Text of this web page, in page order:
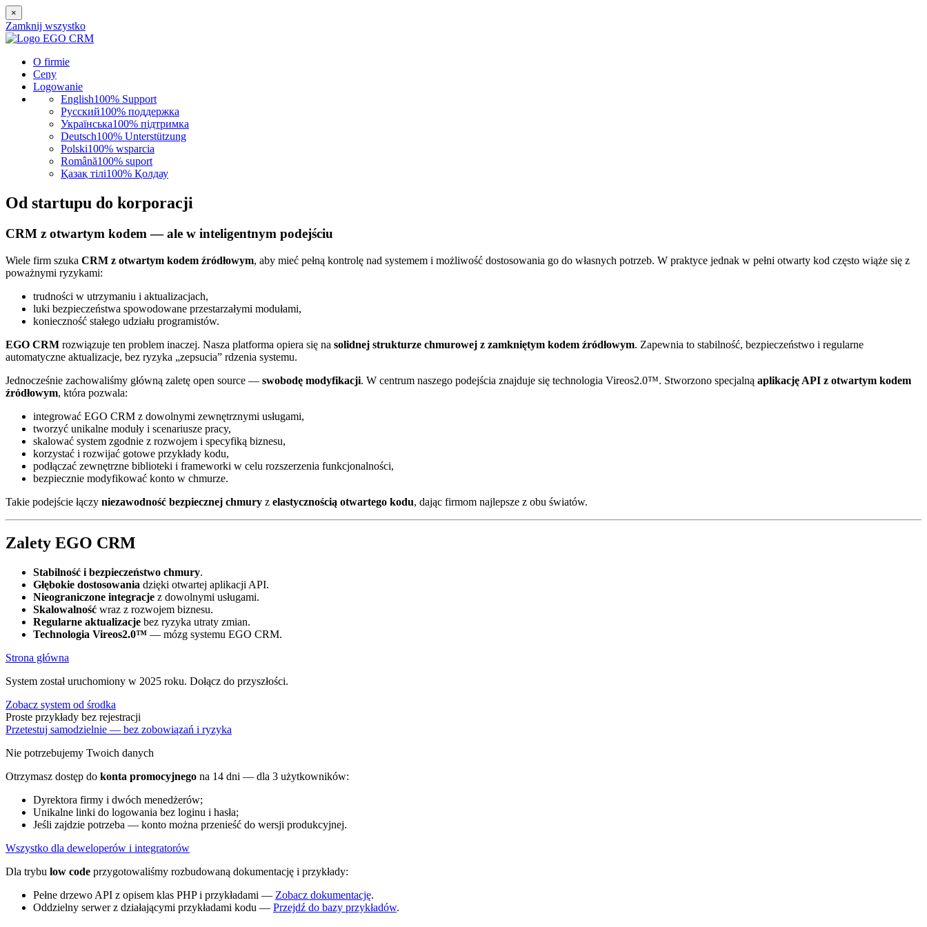
×
Zamknij wszystko
O firmie
Ceny
Logowanie
English100% Support
Русский100% поддержка
Українська100% підтримка
Deutsch100% Unterstützung
Polski100% wsparcia
Română100% suport
Қазақ тілі100% Қолдау
Od startupu do korporacji
CRM z otwartym kodem — ale w inteligentnym podejściu
Wiele firm szuka CRM z otwartym kodem źródłowym, aby mieć pełną kontrolę nad systemem i możliwość dostosowania go do własnych potrzeb. W praktyce jednak w pełni otwarty kod często wiąże się z
poważnymi ryzykami:
trudności w utrzymaniu i aktualizacjach,
luki bezpieczeństwa spowodowane przestarzałymi modułami,
konieczność stałego udziału programistów.
EGO CRM rozwiązuje ten problem inaczej. Nasza platforma opiera się na solidnej strukturze chmurowej z zamkniętym kodem źródłowym. Zapewnia to stabilność, bezpieczeństwo i regularne
automatyczne aktualizacje, bez ryzyka „zepsucia” rdzenia systemu.
Jednocześnie zachowaliśmy główną zaletę open source — swobodę modyfikacji. W centrum naszego podejścia znajduje się technologia Vireos2.0™. Stworzono specjalną aplikację API z otwartym kodem
źródłowym, która pozwala:
integrować EGO CRM z dowolnymi zewnętrznymi usługami,
tworzyć unikalne moduły i scenariusze pracy,
skalować system zgodnie z rozwojem i specyfiką biznesu,
korzystać i rozwijać gotowe przykłady kodu,
podłączać zewnętrzne biblioteki i frameworki w celu rozszerzenia funkcjonalności,
bezpiecznie modyfikować konto w chmurze.
Takie podejście łączy niezawodność bezpiecznej chmury z elastycznością otwartego kodu, dając firmom najlepsze z obu światów.
Zalety EGO CRM
Stabilność i bezpieczeństwo chmury.
Głębokie dostosowania dzięki otwartej aplikacji API.
Nieograniczone integracje z dowolnymi usługami.
Skalowalność wraz z rozwojem biznesu.
Regularne aktualizacje bez ryzyka utraty zmian.
Technologia Vireos2.0™ — mózg systemu EGO CRM.
Strona główna
System został uruchomiony w 2025 roku. Dołącz do przyszłości.
Zobacz system od środka
Proste przykłady bez rejestracji
Przetestuj samodzielnie — bez zobowiązań i ryzyka
Nie potrzebujemy Twoich danych
Otrzymasz dostęp do konta promocyjnego na 14 dni — dla 3 użytkowników:
Dyrektora firmy i dwóch menedżerów;
Unikalne linki do logowania bez loginu i hasła;
Jeśli zajdzie potrzeba — konto można przenieść do wersji produkcyjnej.
Wszystko dla deweloperów i integratorów
Dla trybu low code przygotowaliśmy rozbudowaną dokumentację i przykłady:
Pełne drzewo API z opisem klas PHP i przykładami — Zobacz dokumentację.
Oddzielny serwer z działającymi przykładami kodu — Przejdź do bazy przykładów.